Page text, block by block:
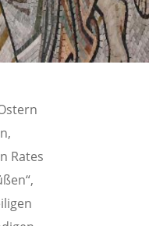
Rates